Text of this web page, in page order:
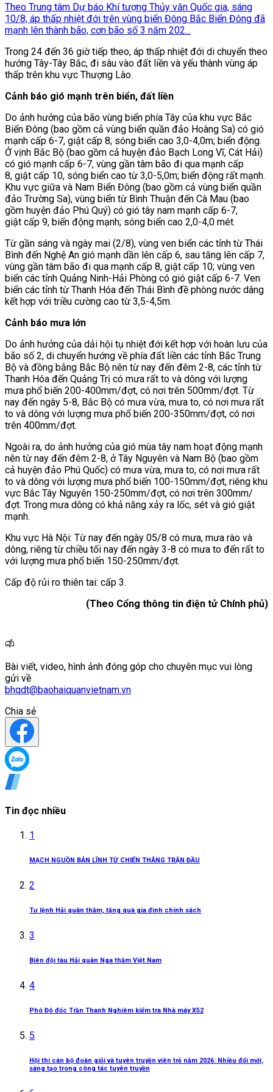
Theo Trung tâm Dự báo Khí tượng Thủy văn Quốc gia, sáng
10/8, áp thấp nhiệt đới trên vùng biển Đông Bắc Biển Đông đã
mạnh lên thành bão, cơn bão số 3 năm 202...
Trong 24 đến 36 giờ tiếp theo, áp thấp nhiệt đới di chuyển theo
hướng Tây-Tây Bắc, đi sâu vào đất liền và yếu thành vùng áp
thấp trên khu vực Thượng Lào.
Cảnh báo gió mạnh trên biển, đất liền
Do ảnh hưởng của bão vùng biển phía Tây của khu vực Bắc
Biển Đông (bao gồm cả vùng biển quần đảo Hoàng Sa) có gió
mạnh cấp 6-7, giật cấp 8; sóng biển cao 3,0-4,0m; biển động.
Ở vịnh Bắc Bộ (bao gồm cả huyện đảo Bạch Long Vĩ, Cát Hải)
có gió mạnh cấp 6-7, vùng gần tâm bão đi qua mạnh cấp
8, giật cấp 10, sóng biển cao từ 3,0-5,0m; biển động rất mạnh.
Khu vực giữa và Nam Biển Đông (bao gồm cả vùng biển quần
đảo Trường Sa), vùng biển từ Bình Thuận đến Cà Mau (bao
gồm huyện đảo Phú Quý) có gió tây nam mạnh cấp 6-7,
giật cấp 9, biển động mạnh; sóng biển cao 2,0-4,0 mét.
Từ gần sáng và ngày mai (2/8), vùng ven biển các tỉnh từ Thái
Bình đến Nghệ An gió mạnh dần lên cấp 6, sau tăng lên cấp 7,
vùng gần tâm bão đi qua mạnh cấp 8, giật cấp 10; vùng ven
biển các tỉnh Quảng Ninh-Hải Phòng có gió giật cấp 6-7. Ven
biển các tỉnh từ Thanh Hóa đến Thái Bình đề phòng nước dâng
kết hợp với triều cường cao từ 3,5-4,5m.
Cảnh báo mưa lớn
Do ảnh hưởng của dải hội tụ nhiệt đới kết hợp với hoàn lưu của
bão số 2, di chuyển hướng về phía đất liền các tỉnh Bắc Trung
Bộ và đồng bằng Bắc Bộ nên từ nay đến đêm 2-8, các tỉnh từ
Thanh Hóa đến Quảng Trị có mưa rất to và dông với lượng
mưa phổ biến 200-400mm/đợt, có nơi trên 500mm/đợt. Từ
nay đến ngày 5-8, Bắc Bộ có mưa vừa, mưa to, có nơi mưa rất
to và dông với lượng mưa phổ biến 200-350mm/đợt, có nơi
trên 400mm/đợt.
Ngoài ra, do ảnh hưởng của gió mùa tây nam hoạt động mạnh
nên từ nay đến đêm 2-8, ở Tây Nguyên và Nam Bộ (bao gồm
cả huyện đảo Phú Quốc) có mưa vừa, mưa to, có nơi mưa rất
to và dông với lượng mưa phổ biến 100-150mm/đợt, riêng khu
vực Bắc Tây Nguyên 150-250mm/đợt, có nơi trên 300mm/
đợt. Trong mưa dông có khả năng xảy ra lốc, sét và gió giật
mạnh.
Khu vực Hà Nội: Từ nay đến ngày 05/8 có mưa, mưa rào và
dông, riêng từ chiều tối nay đến ngày 3-8 có mưa to đến rất to
với lượng mưa phổ biến 150-250mm/đợt.
Cấp độ rủi ro thiên tai: cấp 3.
(Theo Cổng thông tin điện tử Chính phủ)
Bài viết, video, hình ảnh đóng góp cho chuyên mục vui lòng
gửi về
bhqdt@baohaiquanvietnam.vn
Chia sẻ
Tin đọc nhiều
1
MẠCH NGUỒN BẢN LĨNH TỪ CHIẾN THẮNG TRẬN ĐẦU
2
Tư lệnh Hải quân thăm, tặng quà gia đình chính sách
3
Biên đội tàu Hải quân Nga thăm Việt Nam
4
Phó Đô đốc Trần Thanh Nghiêm kiểm tra Nhà máy X52
5
Hội thi cán bộ đoàn giỏi và tuyên truyền viên trẻ năm 2026: Nhiều đổi mới,
sáng tạo trong công tác tuyên truyền